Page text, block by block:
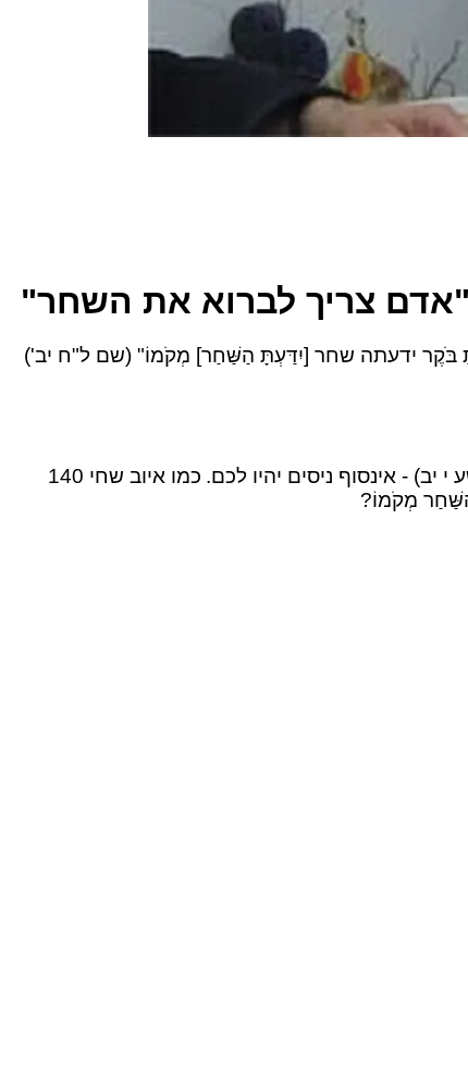
"אדם צריך לברוא את השחר"
בֹּקֶר ידעתה שחר [יִדַּעְתָּ הַשַּׁחַר] מְקֹמוֹ" (שם ל"ח יב')
יב) - אינסוף ניסים יהיו לכם.
כמו איוב שחי 140